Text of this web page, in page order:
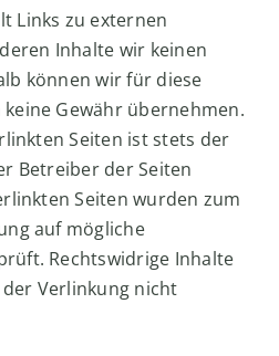
Links zu externen
Inhalte wir keinen
können wir für diese
Gewähr übernehmen.
Seiten ist stets der
Betreiber der Seiten
Seiten wurden zum
auf mögliche
Rechtswidrige Inhalte
Verlinkung nicht